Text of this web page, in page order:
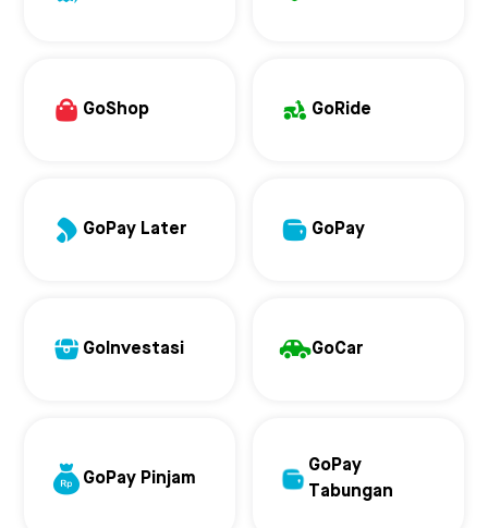
GoShop GoRide
GoPay Later GoPay
GoInvestasi GoCar
GoPay Pinjam
GoPay
Tabungan